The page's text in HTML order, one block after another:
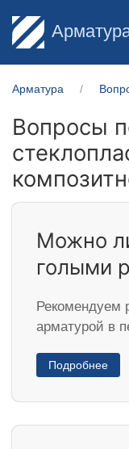
Арматура
Вопросы
Можно
голыми
Рекомендуем
арматурой в
Подробнее